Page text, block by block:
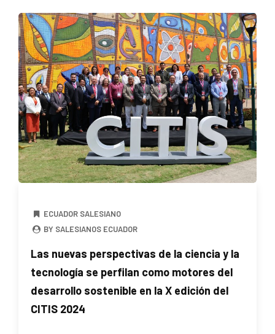
ECUADOR SALESIANO
BY SALESIANOS ECUADOR
Las nuevas perspectivas de la ciencia y la
tecnología se perfilan como motores del
desarrollo sostenible en la X edición del
CITIS 2024